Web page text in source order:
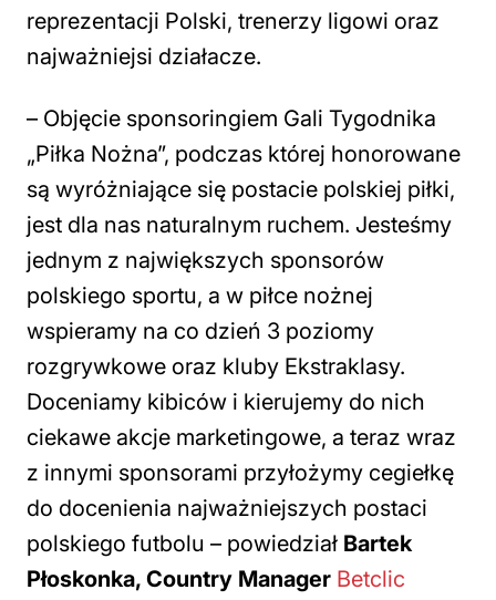
reprezentacji Polski, trenerzy ligowi oraz
najważniejsi działacze.
– Objęcie sponsoringiem Gali Tygodnika
„Piłka Nożna”, podczas której honorowane
są wyróżniające się postacie polskiej piłki,
jest dla nas naturalnym ruchem. Jesteśmy
jednym z największych sponsorów
polskiego sportu, a w piłce nożnej
wspieramy na co dzień 3 poziomy
rozgrywkowe oraz kluby Ekstraklasy.
Doceniamy kibiców i kierujemy do nich
ciekawe akcje marketingowe, a teraz wraz
z innymi sponsorami przyłożymy cegiełkę
do docenienia najważniejszych postaci
polskiego futbolu – powiedział Bartek
Płoskonka, Country Manager Betclic